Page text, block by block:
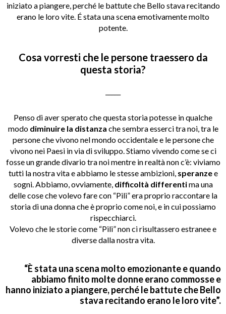
iniziato a piangere, perché le battute che Bello stava recitando
erano le loro vite. É stata una scena emotivamente molto
potente.
Cosa vorresti che le persone traessero da
questa storia?
Penso di aver sperato che questa storia potesse in qualche
modo diminuire la distanza che sembra esserci tra noi, tra le
persone che vivono nel mondo occidentale e le persone che
vivono nei Paesi in via di sviluppo. Stiamo vivendo come se ci
fosse un grande divario tra noi mentre in realtà non c’è: viviamo
tutti la nostra vita e abbiamo le stesse ambizioni, speranzee
sogni. Abbiamo, ovviamente, difficoltà differentima una
delle cose che volevo fare con “Pili” era proprio raccontare la
storia di una donna che è proprio come noi, e in cui possiamo
rispecchiarci.
Volevo che le storie come “Pili” non ci risultassero estranee e
diverse dalla nostra vita.
“È stata una scena molto emozionante e quando
abbiamo finito molte donne erano commosse e
hanno iniziato a piangere, perché le battute che Bello
stava recitando erano le loro vite”.